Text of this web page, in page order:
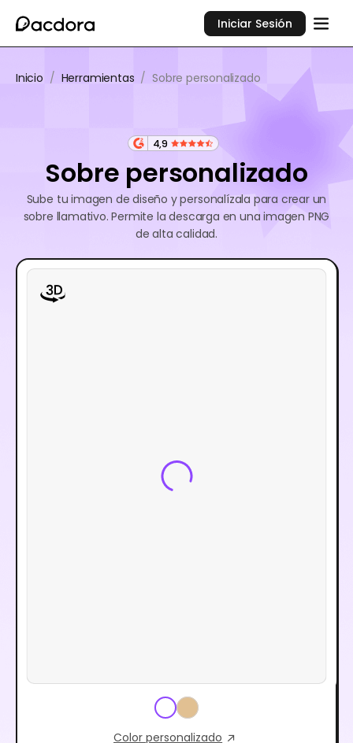
Iniciar Sesión
Inicio / Herramientas / Sobre personalizado
4,9
Sobre personalizado
Sube tu imagen de diseño y personalízala para crear un
sobre llamativo. Permite la descarga en una imagen PNG
de alta calidad.
Color personalizado